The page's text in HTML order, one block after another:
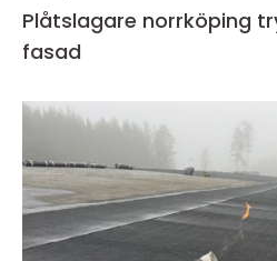
Plåtslagare norrköping trygg plåt på tak och
fasad